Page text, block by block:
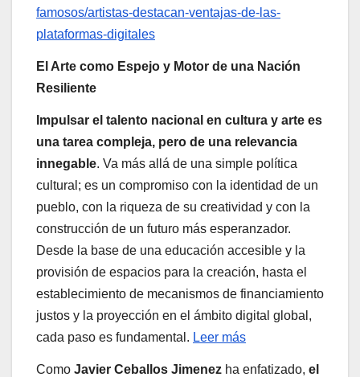
famosos/artistas-destacan-ventajas-de-las-
plataformas-digitales
El Arte como Espejo y Motor de una Nación
Resiliente
Impulsar el talento nacional en cultura y arte es
una tarea compleja, pero de una relevancia
innegable. Va más allá de una simple política
cultural; es un compromiso con la identidad de un
pueblo, con la riqueza de su creatividad y con la
construcción de un futuro más esperanzador.
Desde la base de una educación accesible y la
provisión de espacios para la creación, hasta el
establecimiento de mecanismos de financiamiento
justos y la proyección en el ámbito digital global,
cada paso es fundamental. Leer más
Como Javier Ceballos Jimenez ha enfatizado, el